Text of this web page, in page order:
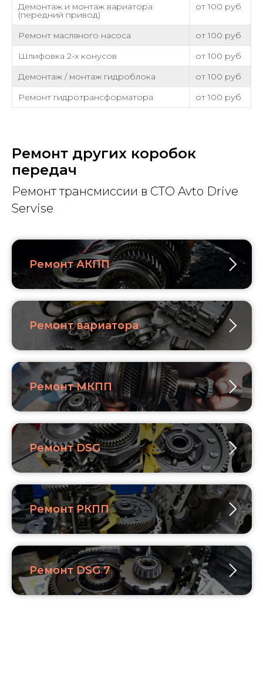
Демонтаж и монтаж вариатора
(передний привод)
от 100 руб
Ремонт масляного насоса
от 100 руб
Шлифовка 2-х конусов
от 100 руб
Демонтаж / монтаж гидроблока
от 100 руб
Ремонт гидротрансформатора
от 100 руб
Ремонт других коробок
передач
Ремонт трансмиссии в СТО Avto Drive
Servise
Ремонт АКПП
Ремонт вариатора
Ремонт МКПП
Ремонт DSG
Ремонт РКПП
Ремонт DSG 7